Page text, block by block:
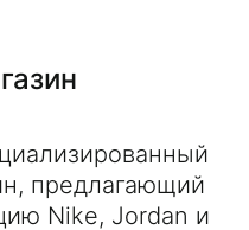
предлагающий
Nike, Jordan и